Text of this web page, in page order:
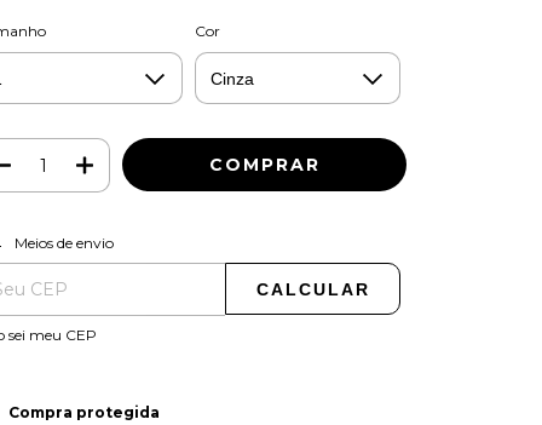
Cor
para o CEP:
Meios de envio
CALCULAR
sei meu CEP
Compra protegida